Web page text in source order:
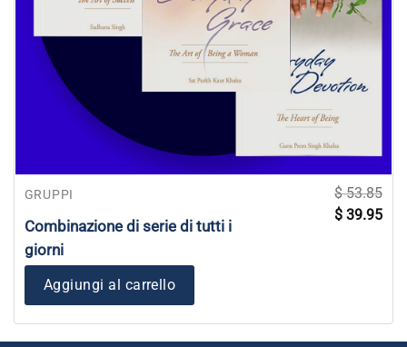
GRUPPI
Combinazione di serie di tutti i
giorni
$53.85
Il
prezzo
$ 39.95Il
Aggiungi al carrello